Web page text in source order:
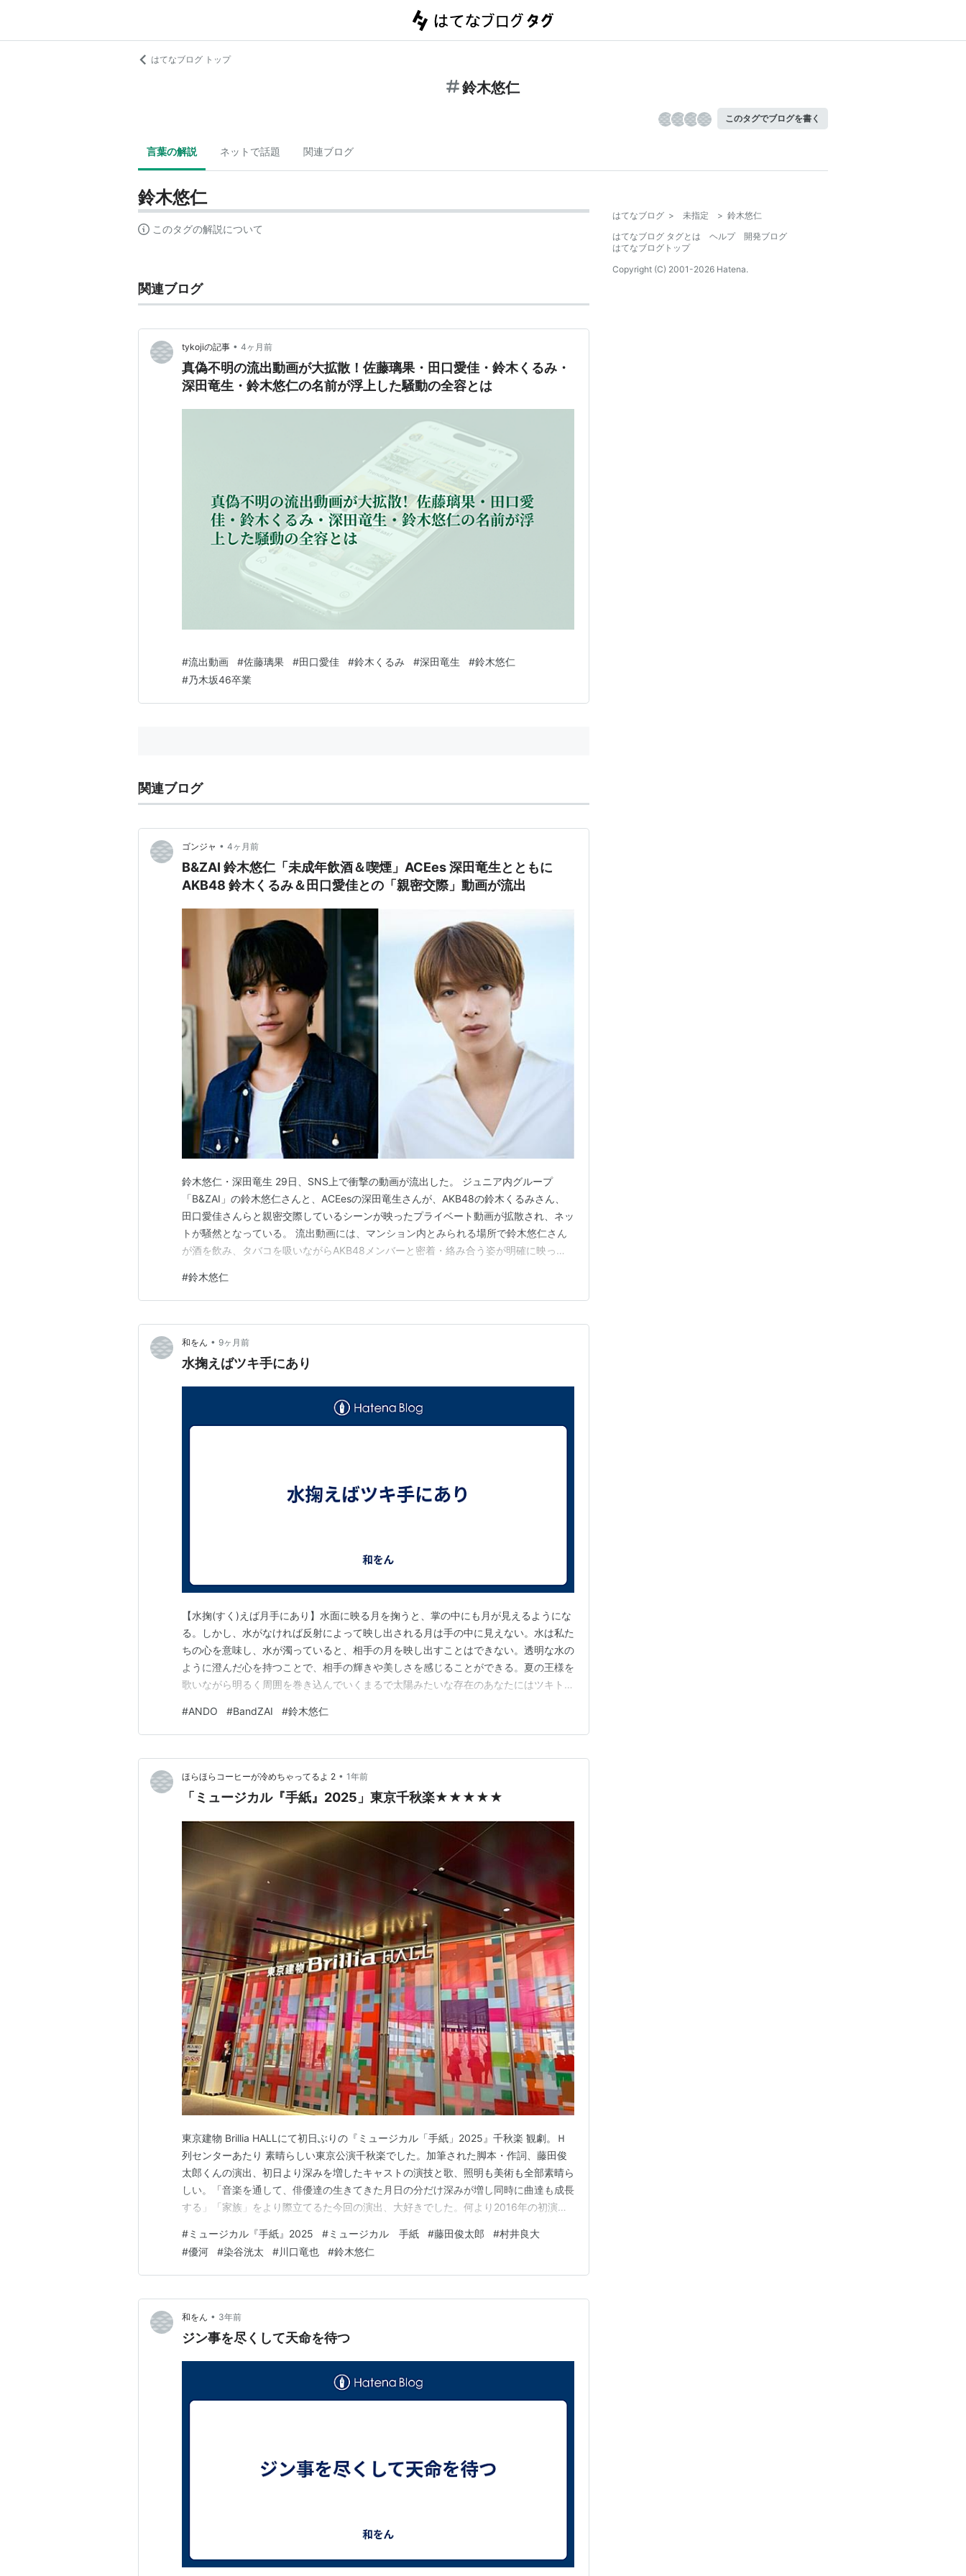
はてなブログ トップ
鈴木悠仁
このタグでブログを書く
言葉の解説 ネットで話題 関連ブログ
鈴木悠仁
このタグの解説について
関連ブログ
tykojiの記事 • 4ヶ月前
真偽不明の流出動画が大拡散！佐藤璃果・田口愛佳・鈴木くるみ・
深田竜生・鈴木悠仁の名前が浮上した騒動の全容とは
#流出動画 #佐藤璃果 #田口愛佳 #鈴木くるみ #深田竜生 #鈴木悠仁
#乃木坂46卒業
関連ブログ
ゴンジャ • 4ヶ月前
B&ZAI 鈴木悠仁「未成年飲酒＆喫煙」ACEes 深田竜生とともに
AKB48 鈴木くるみ＆田口愛佳との「親密交際」動画が流出
鈴木悠仁・深田竜生 29日、SNS上で衝撃の動画が流出した。 ジュニア内グループ
「B&ZAI」の鈴木悠仁さんと、ACEesの深田竜生さんが、AKB48の鈴木くるみさん、
田口愛佳さんらと親密交際しているシーンが映ったプライベート動画が拡散され、ネッ
トが騒然となっている。 流出動画には、マンション内とみられる場所で鈴木悠仁さん
が酒を飲み、タバコを吸いながらAKB48メンバーと密着・絡み合う姿が明確に映って
されており、未成年飲酒、未成年喫煙の可能性が高まっている。 深田竜生さんに関し
ては、姿は映っていなかったものの、動画内…
#鈴木悠仁
和をん • 9ヶ月前
水掬えばツキ手にあり
【水掬(すく)えば月手にあり】水面に映る月を掬うと、掌の中にも月が見えるようにな
る。しかし、水がなければ反射によって映し出される月は手の中に見えない。水は私た
ちの心を意味し、水が濁っていると、相手の月を映し出すことはできない。透明な水の
ように澄んだ心を持つことで、相手の輝きや美しさを感じることができる。夏の王様を
歌いながら明るく周囲を巻き込んでいくまるで太陽みたいな存在のあなたにはツキトと
て一人また一人と歌う仲間が増えていく。夏の王様はポップなサウンドの裏にどこか悩
みを抱える人へのエールとなる言葉が散りばめられている…
#ANDO #BandZAI #鈴木悠仁
ほらほらコーヒーが冷めちゃってるよ 2 • 1年前
「ミュージカル『手紙』2025」東京千秋楽★★★★★
東京建物 Brillia HALLにて初日ぶりの『ミュージカル「手紙」2025』千秋楽 観劇。Ｈ
列センターあたり 素晴らしい東京公演千秋楽でした。加筆された脚本・作詞、藤田俊
太郎くんの演出、初日より深みを増したキャストの演技と歌、照明も美術も全部素晴ら
しい。「音楽を通して、俳優達の生きてきた月日の分だけ深みが増し同時に曲達も成長
する」「家族」をより際立てるた今回の演出、大好きでした。何より2016年の初演、
っくり（元々上手いSpiくんとか、初演から欠かせない染谷さんまでもが！村井くんも
すごく上手くなっていた〜）。そし…
#ミュージカル『手紙』2025 #ミュージカル 手紙 #藤田俊太郎 #村井良大
#優河 #染谷洸太 #川口竜也 #鈴木悠仁
和をん • 3年前
ジン事を尽くして天命を待つ
はてなブログ > 未指定 > 鈴木悠仁
はてなブログ タグとは
ヘルプ
開発ブログ
はてなブログトップ
Copyright (C) 2001-2026 Hatena.